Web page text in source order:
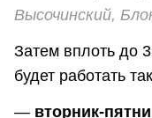
Высочинский,
Затем вплоть до
будет работать
— вторник-